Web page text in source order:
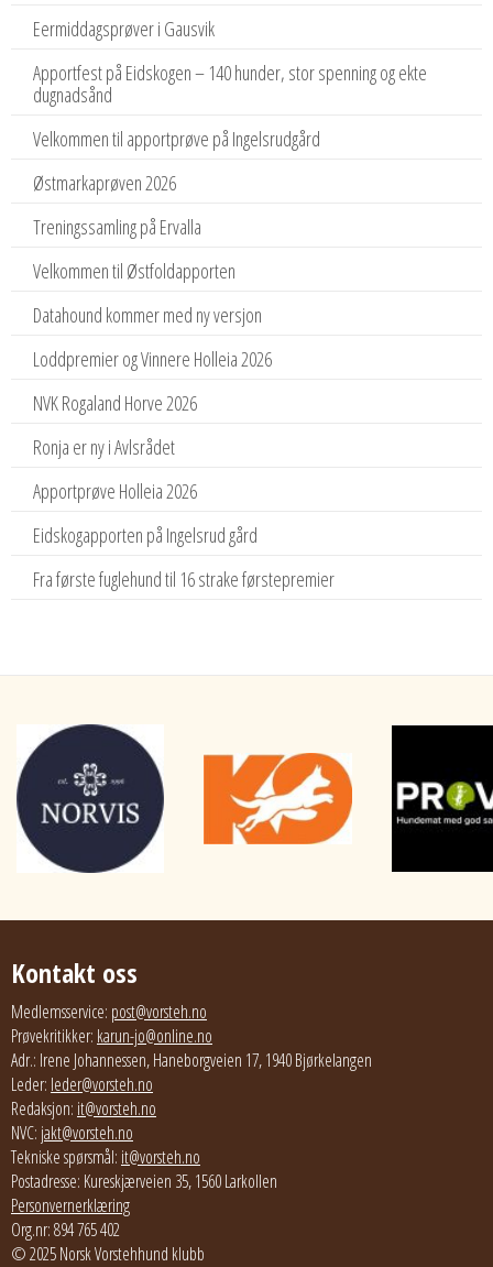
Eermiddagsprøver i Gausvik
Apportfest på Eidskogen – 140 hunder, stor spenning og ekte
dugnadsånd
Velkommen til apportprøve på Ingelsrudgård
Østmarkaprøven 2026
Treningssamling på Ervalla
Velkommen til Østfoldapporten
Datahound kommer med ny versjon
Loddpremier og Vinnere Holleia 2026
NVK Rogaland Horve 2026
Ronja er ny i Avlsrådet
Apportprøve Holleia 2026
Eidskogapporten på Ingelsrud gård
Fra første fuglehund til 16 strake førstepremier
Kontakt oss
Medlemsservice: post@vorsteh.no
Prøvekritikker: karun-jo@online.no
Adr.: Irene Johannessen, Haneborgveien 17, 1940 Bjørkelangen
Leder: leder@vorsteh.no
Redaksjon: it@vorsteh.no
NVC: jakt@vorsteh.no
Tekniske spørsmål: it@vorsteh.no
Postadresse: Kureskjærveien 35, 1560 Larkollen
Personvernerklæring
Org.nr: 894 765 402
© 2025 Norsk Vorstehhund klubb